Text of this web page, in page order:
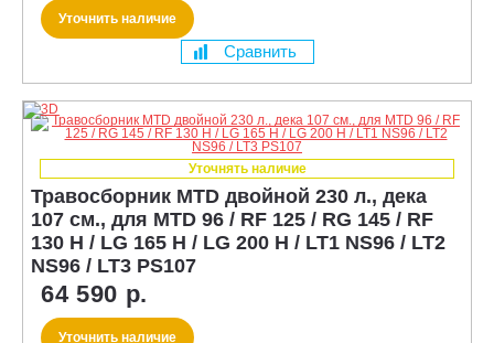
Уточнить наличие
Сравнить
Уточнять наличие
Травосборник MTD двойной 230 л., дека
107 см., для MTD 96 / RF 125 / RG 145 / RF
130 H / LG 165 H / LG 200 H / LT1 NS96 / LT2
NS96 / LT3 PS107
64 590 р.
Уточнить наличие